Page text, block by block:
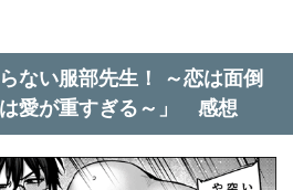
ない服部先生！ ～恋は面倒
愛が重すぎる～」 感想